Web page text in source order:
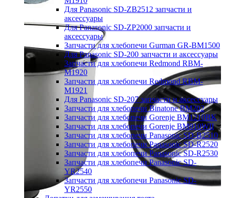
Для Panasonic SD-ZB2512 запчасти и
аксессуары
Для Panasonic SD-ZP2000 запчасти и
аксессуары
Запчасти для хлебопечи Gurman GR-BM1500
Для Panasonic SD-200 запчасти и аксессуары
Запчасти для хлебопечи Redmond RBM-
M1920
Запчасти для хлебопечи Redmond RBM-
M1921
Для Panasonic SD-207 запчасти и аксессуары
Запчасти для хлебопечи Binatone BM202
Запчасти для хлебопечи Gorenje BM1210BK
Запчасти для хлебопечи Gorenje BM910WII
Запчасти для хлебопечи Panasonic SD-B2510
Запчасти для хлебопечи Panasonic SD-R2520
Запчасти для хлебопечи Panasonic SD-R2530
Запчасти для хлебопечи Panasonic SD-
YR2540
Запчасти для хлебопечи Panasonic SD-
YR2550